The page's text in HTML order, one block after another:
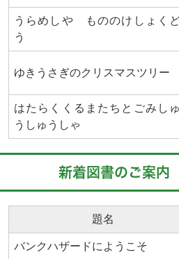
うらめしや もののけしょく
う
ゆきうさぎのクリスマスツリー
はたらくくるまたちとごみしゅ
うしゅうしゃ
新着図書のご案内
題名
バンクハザードにようこそ